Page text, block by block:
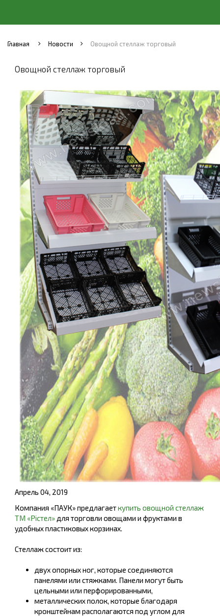
Главная Новости Овощной стеллаж торговый
Овощной стеллаж торговый
Апрель 04, 2019
Компания «ПАУК» предлагаеткупить овощной стеллаж
ТМ «Рістел» для торговли овощами и фруктами в
удобных пластиковых корзинах.
Стеллаж состоит из:
двух опорных ног, которые соединяются
панелями или стяжками. Панели могут быть
цельными или перфорированными,
металлических полок, которые благодаря
кронштейнам располагаются под углом для